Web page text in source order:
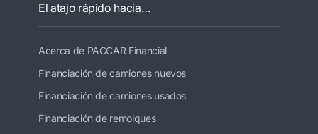
El atajo rápido hacia…
Acerca de PACCAR Financial
Financiación de camiones nuevos
Financiación de camiones usados
Financiación de remolques